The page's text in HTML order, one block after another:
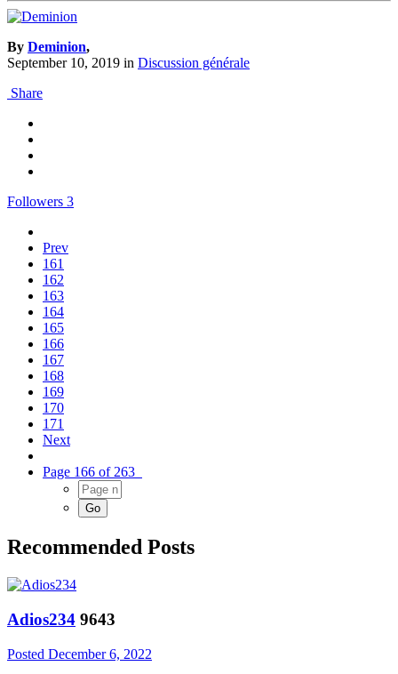
By Deminion,
September 10, 2019 in Discussion générale
Share
Followers 3
Prev
161
162
163
164
165
166
167
168
169
170
171
Next
Page 166 of 263
Recommended Posts
Adios234 9643
Posted December 6, 2022